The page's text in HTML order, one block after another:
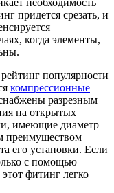
придется срезать, и
когда элементы,
популярности
компрессионные
разрезным
на открытых
имеющие диаметр
преимуществом
его установки. Если
с помощью
фитинг легко